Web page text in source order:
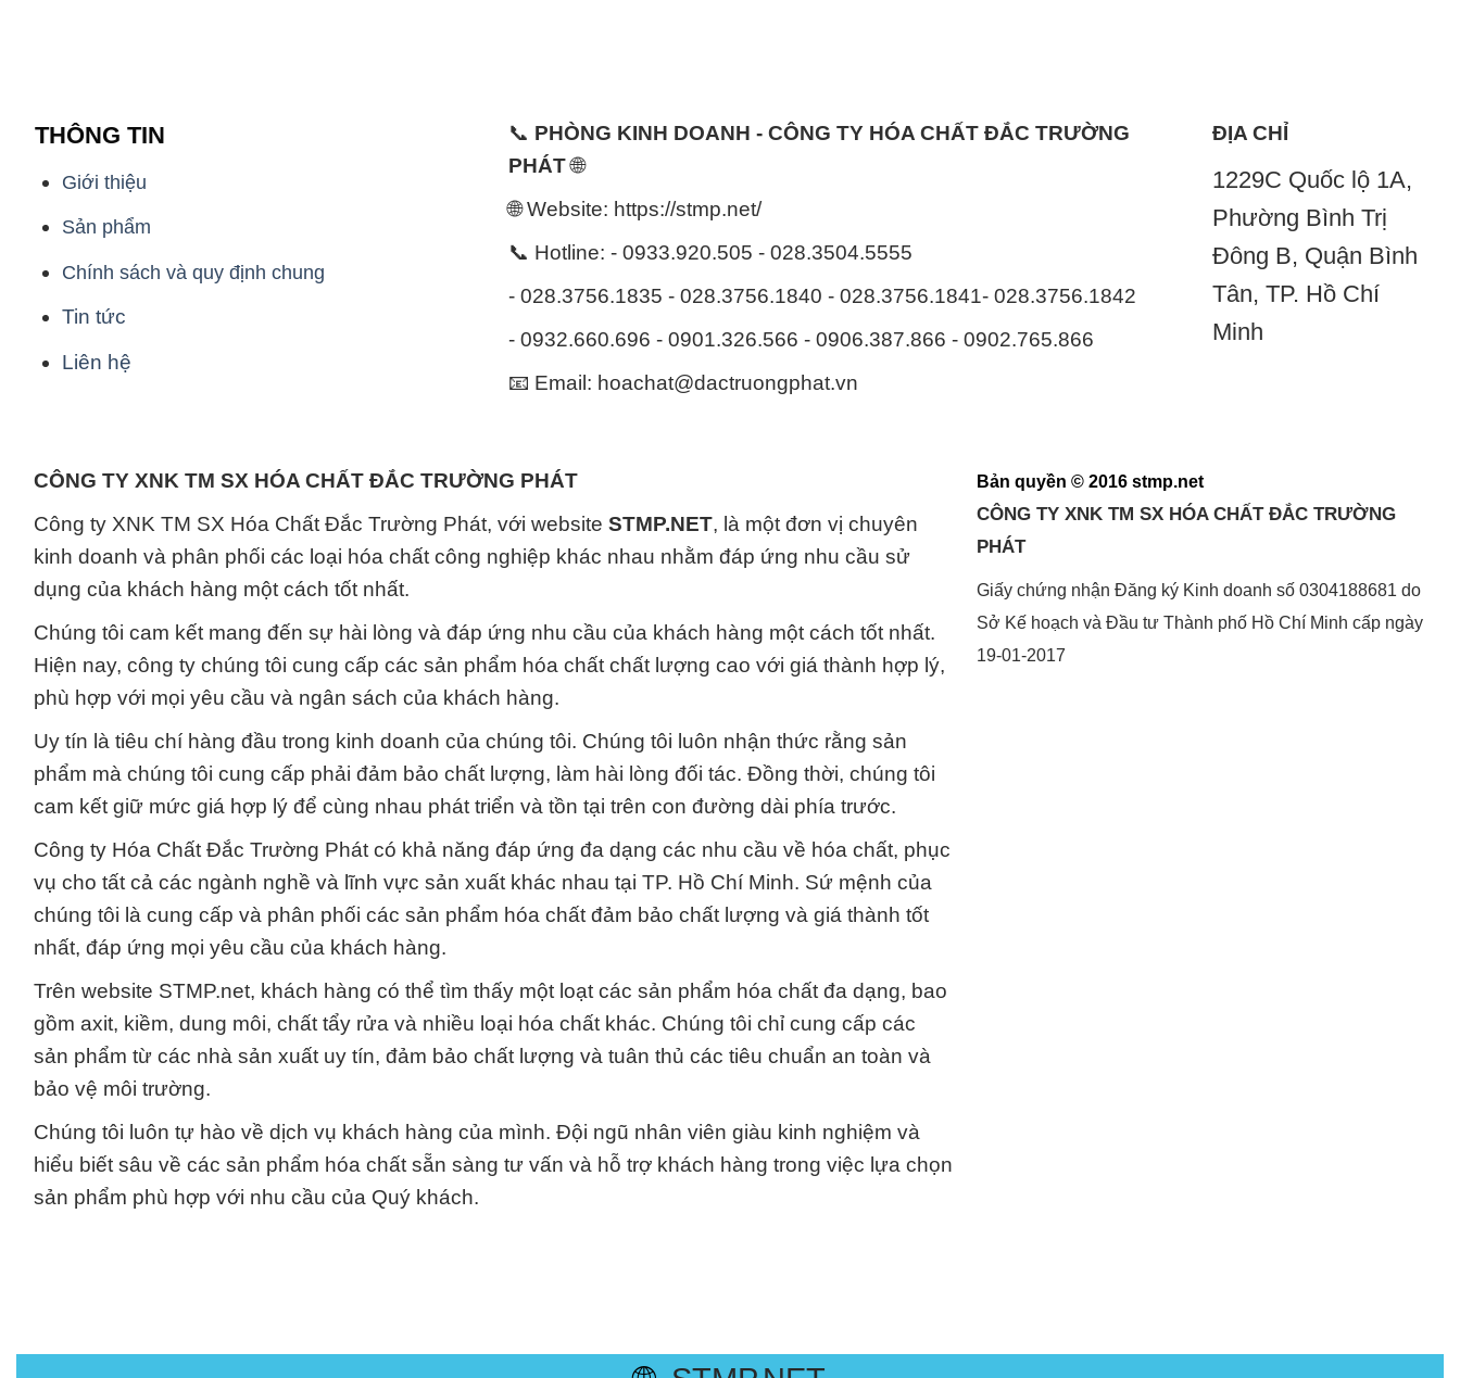
THÔNG TIN
Giới thiệu
Sản phẩm
Chính sách và quy định chung
Tin tức
Liên hệ
📞 PHÒNG KINH DOANH - CÔNG TY HÓA CHẤT ĐẮC TRƯỜNG
PHÁT🌐
🌐 Website: https://stmp.net/
📞 Hotline: - 0933.920.505 - 028.3504.5555
- 028.3756.1835 - 028.3756.1840 - 028.3756.1841- 028.3756.1842
- 0932.660.696 - 0901.326.566 - 0906.387.866 - 0902.765.866
📧 Email: hoachat@dactruongphat.vn
ĐỊA CHỈ
1229C Quốc lộ 1A,
Phường Bình Trị
Đông B, Quận Bình
Tân, TP. Hồ Chí
Minh
CÔNG TY XNK TM SX HÓA CHẤT ĐẮC TRƯỜNG PHÁT
Công ty XNK TM SX Hóa Chất Đắc Trường Phát, với website STMP.NET, là một đơn vị chuyên
kinh doanh và phân phối các loại hóa chất công nghiệp khác nhau nhằm đáp ứng nhu cầu sử
dụng của khách hàng một cách tốt nhất.
Chúng tôi cam kết mang đến sự hài lòng và đáp ứng nhu cầu của khách hàng một cách tốt nhất.
Hiện nay, công ty chúng tôi cung cấp các sản phẩm hóa chất chất lượng cao với giá thành hợp lý,
phù hợp với mọi yêu cầu và ngân sách của khách hàng.
Uy tín là tiêu chí hàng đầu trong kinh doanh của chúng tôi. Chúng tôi luôn nhận thức rằng sản
phẩm mà chúng tôi cung cấp phải đảm bảo chất lượng, làm hài lòng đối tác. Đồng thời, chúng tôi
cam kết giữ mức giá hợp lý để cùng nhau phát triển và tồn tại trên con đường dài phía trước.
Công ty Hóa Chất Đắc Trường Phát có khả năng đáp ứng đa dạng các nhu cầu về hóa chất, phục
vụ cho tất cả các ngành nghề và lĩnh vực sản xuất khác nhau tại TP. Hồ Chí Minh. Sứ mệnh của
chúng tôi là cung cấp và phân phối các sản phẩm hóa chất đảm bảo chất lượng và giá thành tốt
nhất, đáp ứng mọi yêu cầu của khách hàng.
Trên website STMP.net, khách hàng có thể tìm thấy một loạt các sản phẩm hóa chất đa dạng, bao
gồm axit, kiềm, dung môi, chất tẩy rửa và nhiều loại hóa chất khác. Chúng tôi chỉ cung cấp các
sản phẩm từ các nhà sản xuất uy tín, đảm bảo chất lượng và tuân thủ các tiêu chuẩn an toàn và
bảo vệ môi trường.
Chúng tôi luôn tự hào về dịch vụ khách hàng của mình. Đội ngũ nhân viên giàu kinh nghiệm và
hiểu biết sâu về các sản phẩm hóa chất sẵn sàng tư vấn và hỗ trợ khách hàng trong việc lựa chọn
sản phẩm phù hợp với nhu cầu của Quý khách.
Bản quyền © 2016 stmp.net
CÔNG TY XNK TM SX HÓA CHẤT ĐẮC TRƯỜNG
PHÁT
Giấy chứng nhận Đăng ký Kinh doanh số 0304188681 do
Sở Kế hoạch và Đầu tư Thành phố Hồ Chí Minh cấp ngày
19-01-2017